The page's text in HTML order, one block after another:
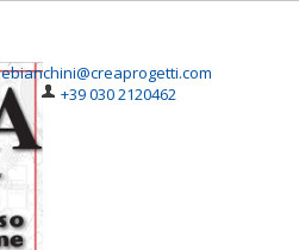
ebianchini@creaprogetti.com
+39 030 2120462